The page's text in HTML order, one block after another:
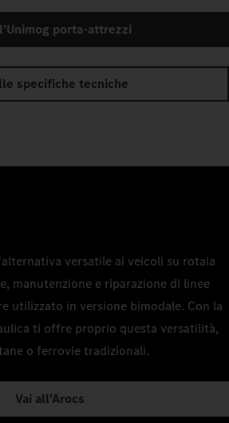
porta-attrezzi
specifiche tecniche
versatile ai veicoli su rotaia
manutenzione e riparazione di linee
utilizzato in versione bimodale. Con la
ti offre proprio questa versatilità,
o ferrovie tradizionali.
Vai all'Arocs